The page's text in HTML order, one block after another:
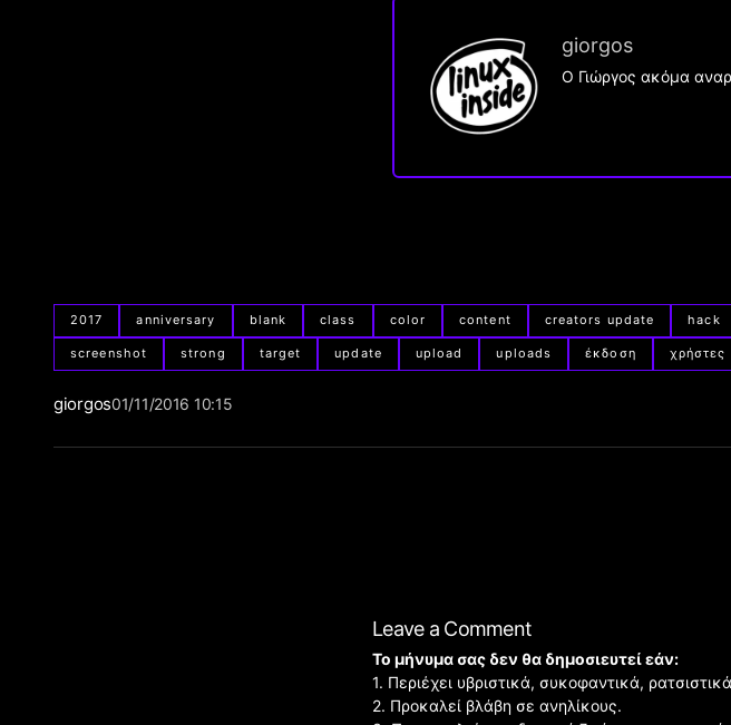
giorgos
Ο Γιώργος ακόμα
2017 anniversary blank class color content creators update hack
screenshot strong target update upload uploads έκδοση χρήστες
giorgos01/11/2016 10:15
Leave a Comment
Το μήνυμα σας δεν θα δημοσιευτεί εάν:
1. Περιέχει υβριστικά, συκοφαντικά,
2. Προκαλεί βλάβη σε ανηλίκους.